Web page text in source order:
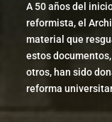
A 50 años del
reformista, el
material que
estos
otros, han sido
reforma